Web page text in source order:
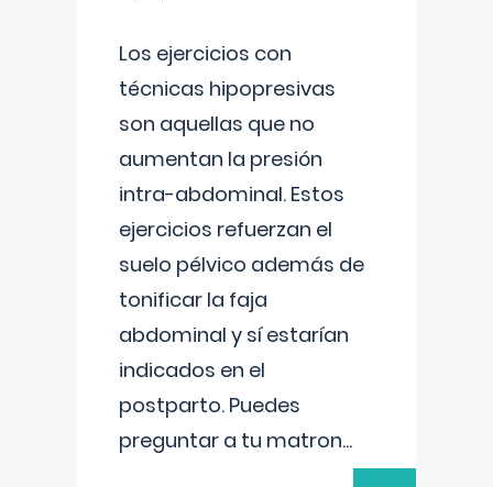
Los ejercicios con
técnicas hipopresivas
son aquellas que no
aumentan la presión
intra-abdominal. Estos
ejercicios refuerzan el
suelo pélvico además de
tonificar la faja
abdominal y sí estarían
indicados en el
postparto. Puedes
preguntar a tu matron...